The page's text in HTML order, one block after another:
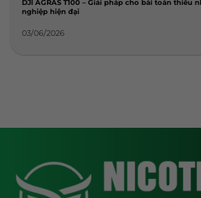
DJI AGRAS T100 – Giải pháp cho bài toán thiếu
nghiệp hiện đại
03/06/2026